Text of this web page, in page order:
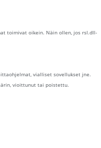
toimivat oikein. Näin ollen, jos rsl.dll-
vialliset sovellukset jne.
vioittunut tai poistettu.